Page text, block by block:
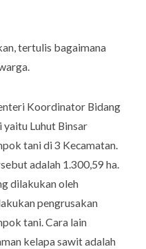
tertulis bagaimana
Koordinator Bidang
yaitu Luhut Binsar
tani di 3 Kecamatan.
adalah 1.300,59 ha.
dilakukan oleh
pengrusakan
tani. Cara lain
kelapa sawit adalah